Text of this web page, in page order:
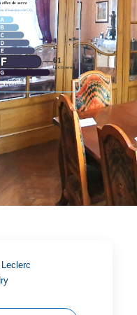
Imprimer
Calculer mon budget